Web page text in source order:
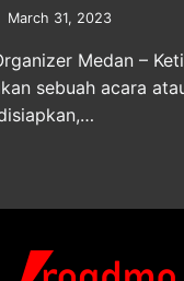
March 31, 2023
Medan –
sebuah acara